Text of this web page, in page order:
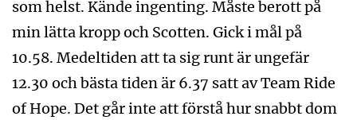
som helst. Kände ingenting. Måste berott på
min lätta kropp och Scotten. Gick i mål på
10.58. Medeltiden att ta sig runt är ungefär
12.30 och bästa tiden är 6.37 satt av Team Ride
of Hope. Det går inte att förstå hur snabbt dom